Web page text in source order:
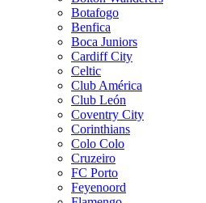
Botafogo
Benfica
Boca Juniors
Cardiff City
Celtic
Club América
Club León
Coventry City
Corinthians
Colo Colo
Cruzeiro
FC Porto
Feyenoord